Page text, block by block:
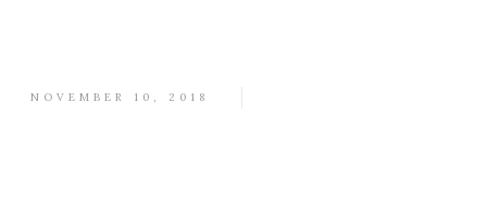
NOVEMBER 10, 2018